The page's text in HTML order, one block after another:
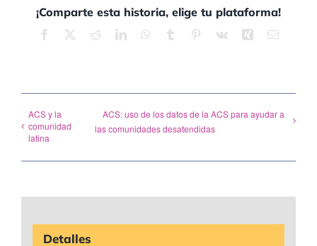
¡Comparte esta historia, elige tu plataforma!
Facebook RedditLinkedInWhatsApp
tumblr Pinterest
vk xing Correo
ACS y la
comunidad
latina
ACS: uso de los datos de la ACS para ayudar a
las comunidades desatendidas
Detalles